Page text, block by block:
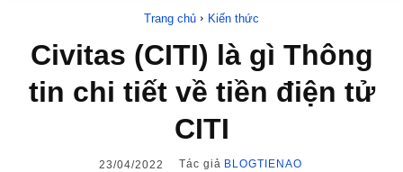
Trang chủ Kiến thức
Civitas (CITI) là gì Thông
tin chi tiết về tiền điện tử
CITI
23/04/2022 Tác giả BLOGTIENAO